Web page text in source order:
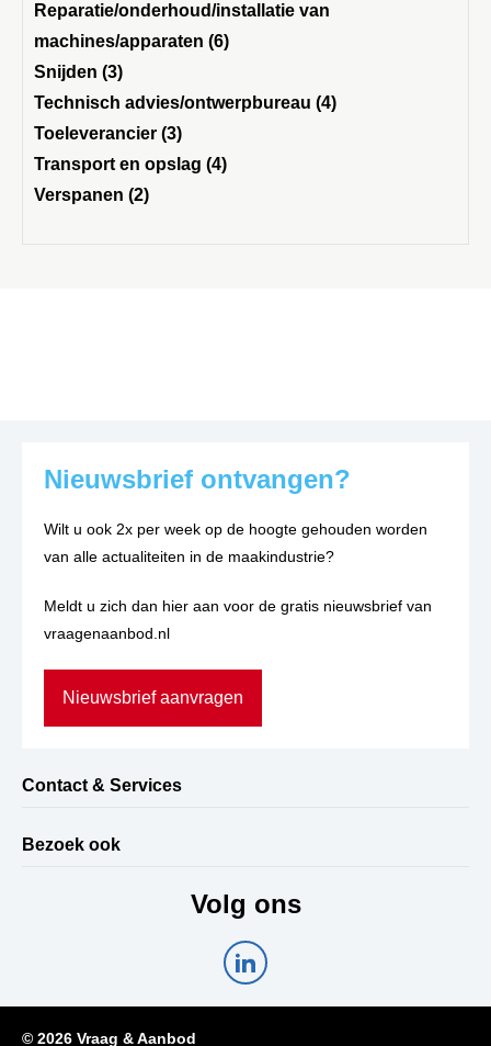
Reparatie/onderhoud/installatie van
machines/apparaten (6)
Snijden (3)
Technisch advies/ontwerpbureau (4)
Toeleverancier (3)
Transport en opslag (4)
Verspanen (2)
Nieuwsbrief ontvangen?
Wilt u ook 2x per week op de hoogte gehouden worden
van alle actualiteiten in de maakindustrie?
Meldt u zich dan hier aan voor de gratis nieuwsbrief van
vraagenaanbod.nl
Nieuwsbrief aanvragen
Contact & Services
Bezoek ook
Volg ons
© 2026 Vraag & Aanbod